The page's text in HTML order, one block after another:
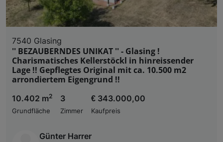
7540 Glasing
'' BEZAUBERNDES UNIKAT '' - Glasing !
Charismatisches Kellerstöckl in hinreissender
Lage !! Gepflegtes Original mit ca. 10.500 m2
arrondiertem Eigengrund !!
10.402 m2
Grundfläche
3
Zimmer
€ 343.000,00
Kaufpreis
Günter Harrer